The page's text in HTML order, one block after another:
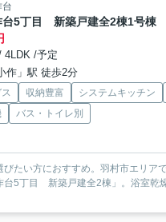
台
台5丁目 新築戸建全2棟1号棟
4LDK /予定
作」駅 徒歩2分
収納豊富 システムキッチン
バス・トイレ別
びたい方におすすめ。羽村市エリア
台5丁目 新築戸建全2棟」。浴室乾